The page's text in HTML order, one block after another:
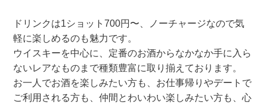
ドリンクは1ショット700円〜、ノーチャージなので気
軽に楽しめるのも魅力です。
ウイスキーを中心に、定番のお酒からなかなか手に入ら
ないレアなものまで種類豊富に取り揃えております。
お一人でお酒を楽しみたい方も、お仕事帰りやデートで
ご利用される方も、仲間とわいわい楽しみたい方も、心